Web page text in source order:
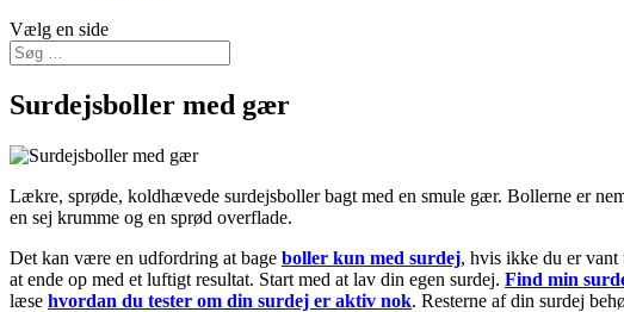
Vælg en side
Surdejsboller med gær
Lækre, sprøde, koldhævede surdejsboller bagt med en smule gær. Bollerne er
en sej krumme og en sprød overflade.
Det kan være en udfordring at bage boller kun med surdej, hvis ikke du er vant
at ende op med et luftigt resultat. Start med at lav din egen surdej. Find min
læse hvordan du tester om din surdej er aktiv nok. Resterne af din surdej